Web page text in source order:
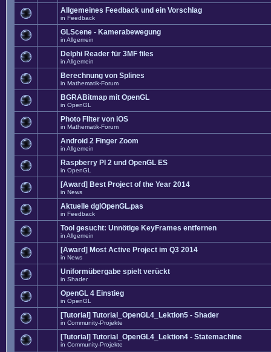
Allgemeines Feedback und ein Vorschlag
in Feedback
GLScene - Kamerabewegung
in Allgemein
Delphi Reader für 3MF files
in Allgemein
Berechnung von Splines
in Mathematik-Forum
BGRABitmap mit OpenGL
in OpenGL
Photo FIlter von iOS
in Mathematik-Forum
Android 2 Finger Zoom
in Allgemein
Raspberry PI 2 und OpenGL ES
in OpenGL
[Award] Best Project of the Year 2014
in News
Aktuelle dglOpenGL.pas
in Feedback
Tool gesucht: Unnötige KeyFrames entfernen
in Allgemein
[Award] Most Active Project im Q3 2014
in News
Uniformübergabe spielt verückt
in Shader
OpenGL 4 Einstieg
in OpenGL
[Tutorial] Tutorial_OpenGL4_Lektion5 - Shader
in Community-Projekte
[Tutorial] Tutorial_OpenGL4_Lektion4 - Statemachine
in Community-Projekte